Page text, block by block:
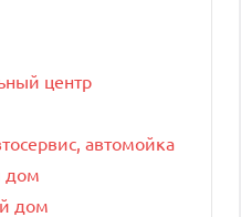
центр
автомойка
дом
дом